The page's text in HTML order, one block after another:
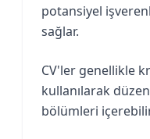
potansiyel
sağlar.
CV'ler genellikle
kullanılarak
bölümleri